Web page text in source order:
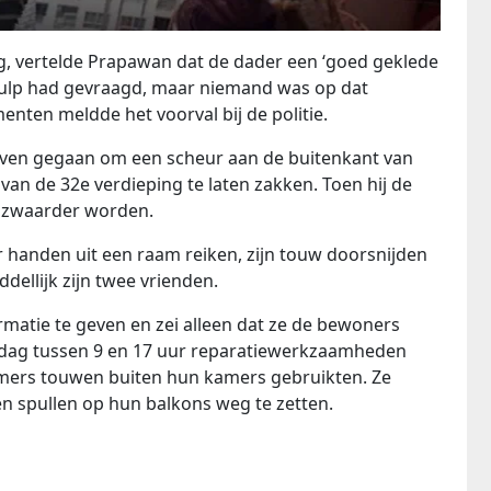
vertelde Prapawan dat de dader een ‘goed geklede
had gevraagd, maar niemand was op dat
meldde het voorval bij de politie.
gegaan om een scheur aan de buitenkant van
de 32e verdieping te laten zakken. Toen hij de
worden.
handen uit een raam reiken, zijn touw doorsnijden
zijn twee vrienden.
te geven en zei alleen dat ze de bewoners
tussen 9 en 17 uur reparatiewerkzaamheden
touwen buiten hun kamers gebruikten. Ze
spullen op hun balkons weg te zetten.